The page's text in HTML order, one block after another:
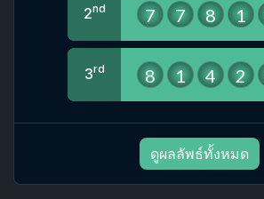
2nd 7 7 8 1
3rd 8 1 4 2
ดูผลลัพธ์ทั้งหมด